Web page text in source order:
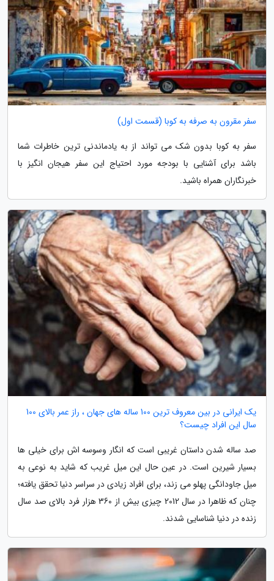
سفر مقرون به صرفه به کوبا (قسمت اول)
سفر به کوبا بدون شک می تواند از به یادماندنی ترین خاطرات شما
باشد برای آشنایی با بودجه مورد احتیاج این سفر هیجان انگیز با
خبرنگاران همراه باشید.
یک ایرانی در بین معروف ترین 100 ساله های جهان ، راز عمر بالای 100
سال این افراد چیست؟
صد ساله شدن داستان غریبی است که انگار وسوسه اش برای خیلی ها
بسیار شیرین است. در عین حال این میل غریب که شاید به نوعی به
میل جاودانگی پهلو می زند، برای افراد زیادی در سراسر دنیا تحقق یافته؛
چنان که ظاهرا در سال 2012 چیزی بیش از 360 هزار فرد بالای صد سال
زنده در دنیا شناسایی شدند.